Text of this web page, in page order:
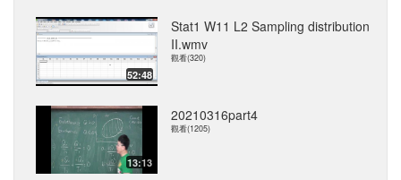
52:48
Stat1 W11 L2 Sampling distribution
II.wmv
觀看(320)
13:13
20210316part4
觀看(1205)